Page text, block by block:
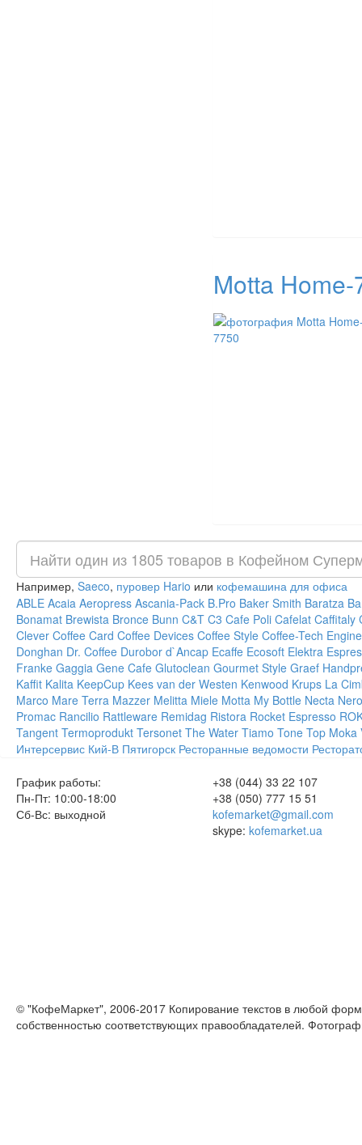
Motta
Например, Saeco, пуровер Hario или кофемашина для офиса
ABLE Acaia Aeropress Ascania-Pack B.Pro Baker Smith Baratza
Bonamat Brewista Bronce Bunn C&T C3 Cafe Poli Cafelat Caffitaly
Clever Coffee Card Coffee Devices Coffee Style Coffee-Tech
Donghan Dr. Coffee Durobor d`Ancap Ecaffe Ecosoft Elektra
Franke Gaggia Gene Cafe Glutoclean Gourmet Style Graef
Kaffit Kalita KeepCup Kees van der Westen Kenwood Krups La
Marco Mare Terra Mazzer Melitta Miele Motta My Bottle Necta
Promac Rancilio Rattleware Remidag Ristora Rocket Espresso
Tangent Termoprodukt Tersonet The Water Tiamo Tone Top Moka
Интерсервис Кий-В Пятигорск Ресторанные ведомости
График работы:
Пн-Пт: 10:00-18:00
Сб-Вс: выходной
+38 (044) 33 22 107
+38 (050) 777 15 51
kofemarket@gmail.com
skype: kofemarket.ua
© "КофеМаркет", 2006-2017 Копирование текстов в любой
собственностью соответствующих правообладателей.